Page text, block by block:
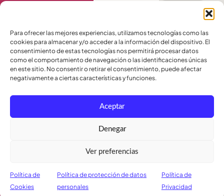
Para ofrecer las mejores experiencias, utilizamos tecnologías como las
cookies para almacenar y/o acceder a la información del dispositivo. El
consentimiento de estas tecnologías nos permitirá procesar datos
como el comportamiento de navegación o las identificaciones únicas
en este sitio. No consentir o retirar el consentimiento, puede afectar
negativamente a ciertas características y funciones.
Aceptar
Denegar
Ver preferencias
Política de
Cookies
Política de protección de datos
personales
Política de
Privacidad
Cookies
Contáctanos
PBX:(04) 372 5220
Celular:099 016
2715
Celular:098 580
2370
admisiones@lamoderna.edu.ec
Km 2,5 Vía a
Samborondón.